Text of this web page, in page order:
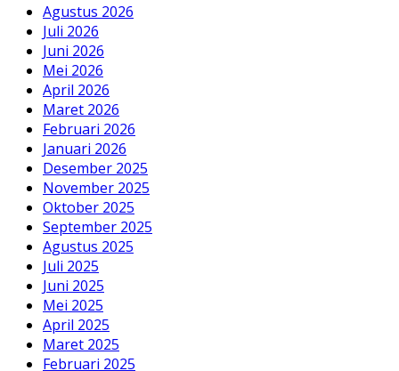
Agustus 2026
Juli 2026
Juni 2026
Mei 2026
April 2026
Maret 2026
Februari 2026
Januari 2026
Desember 2025
November 2025
Oktober 2025
September 2025
Agustus 2025
Juli 2025
Juni 2025
Mei 2025
April 2025
Maret 2025
Februari 2025